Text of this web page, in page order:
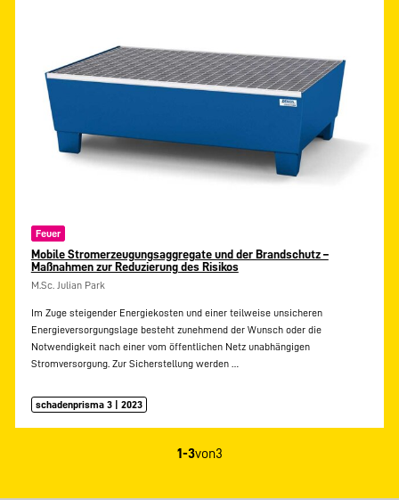
Feuer
Mobile Stromerzeugungsaggregate und der Brandschutz –
Maßnahmen zur Reduzierung des Risikos
M.Sc. Julian Park
Im Zuge steigender Energiekosten und einer teilweise unsicheren
Energieversorgungslage besteht zunehmend der Wunsch oder die
Notwendigkeit nach einer vom öffentlichen Netz unabhängigen
Stromversorgung. Zur Sicherstellung werden
schadenprisma 3 | 2023
1-3von3